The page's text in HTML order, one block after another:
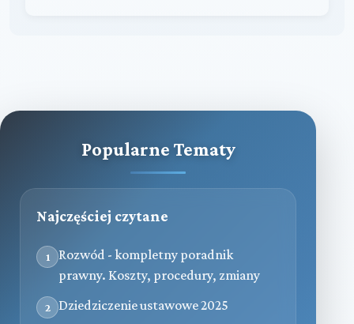
Popularne Tematy
Najczęściej czytane
1
Rozwód - kompletny poradnik
prawny. Koszty, procedury, zmiany
2 Dziedziczenie ustawowe 2025